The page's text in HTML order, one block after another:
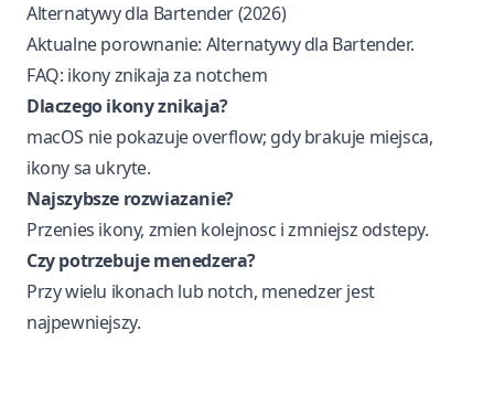
Alternatywy dla Bartender (2026)
Aktualne porownanie: Alternatywy dla Bartender.
FAQ: ikony znikaja za notchem
Dlaczego ikony znikaja?
macOS nie pokazuje overflow; gdy brakuje miejsca,
ikony sa ukryte.
Najszybsze rozwiazanie?
Przenies ikony, zmien kolejnosc i zmniejsz odstepy.
Czy potrzebuje menedzera?
Przy wielu ikonach lub notch, menedzer jest
najpewniejszy.